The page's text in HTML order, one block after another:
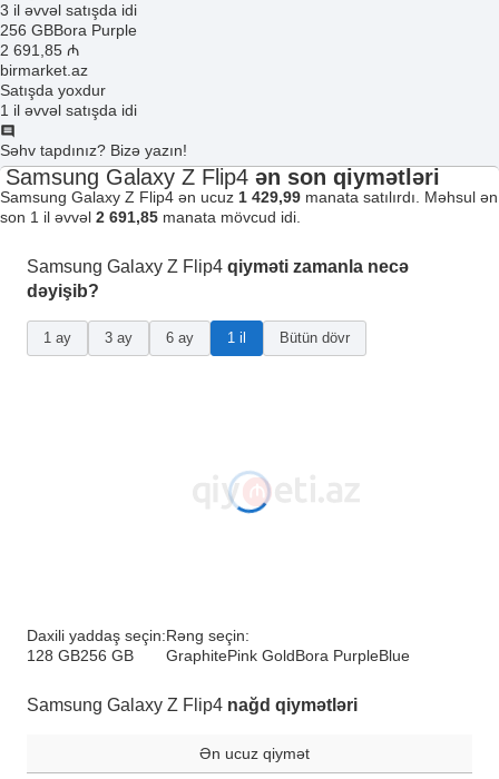
3 il əvvəl satışda idi
256 GBBora Purple
2 691 ,85 ₼
birmarket.az
Satışda yoxdur
1 il əvvəl satışda idi
Səhv tapdınız? Bizə yazın!
Samsung Galaxy Z Flip4 ən son qiymətləri
Samsung Galaxy Z Flip4 ən ucuz 1 429,99 manata satılırdı. Məhsul ən
son 1 il əvvəl 2 691,85 manata mövcud idi.
Samsung Galaxy Z Flip4 qiyməti zamanla necə
dəyişib?
1 ay 3 ay 6 ay 1 il Bütün dövr
Daxili yaddaş seçin:
128 GB256 GB
Rəng seçin:
GraphitePink GoldBora PurpleBlue
Samsung Galaxy Z Flip4 nağd qiymətləri
Ən ucuz qiymət